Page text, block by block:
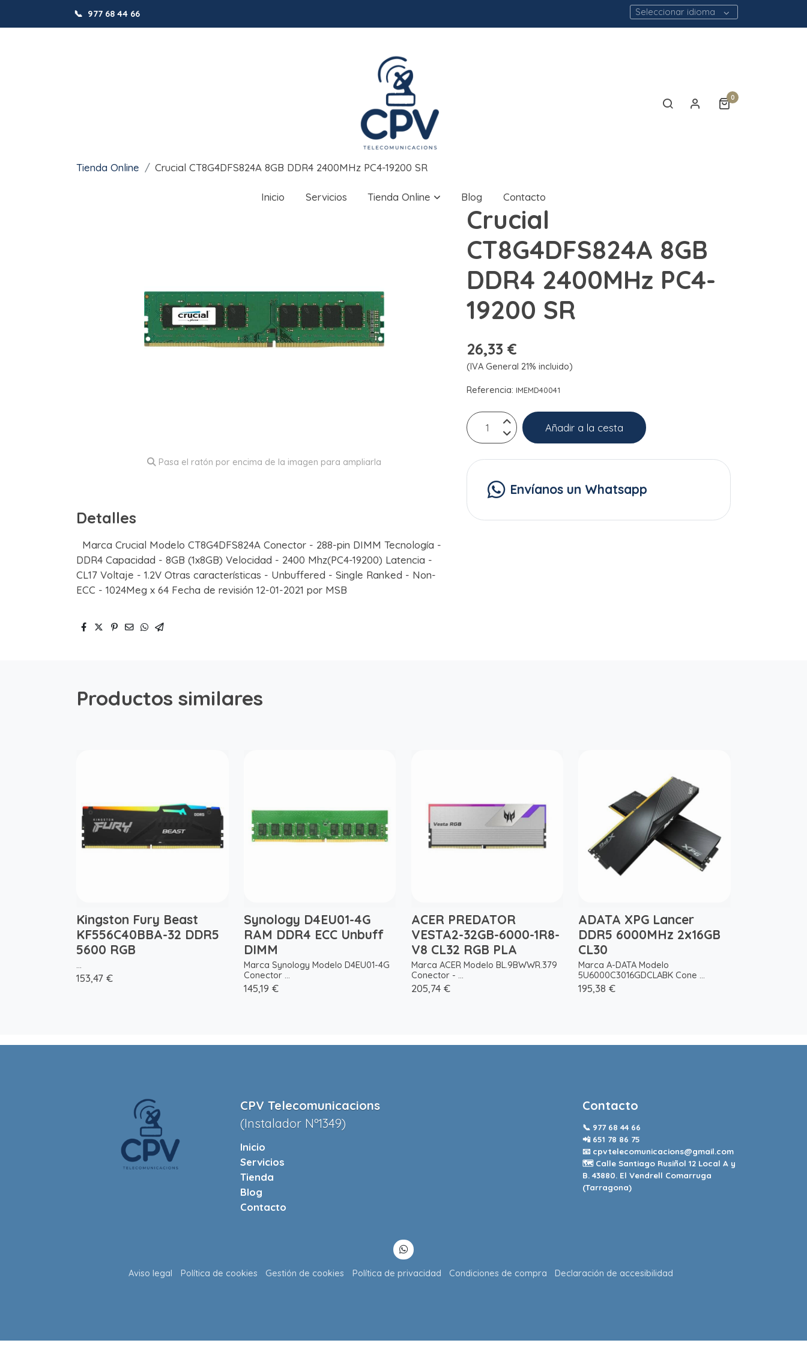
📞 977 68 44 66 Seleccionar idioma
0
Inicio Servicios Tienda Online Blog Contacto
Tienda Online Crucial CT8G4DFS824A 8GB DDR4 2400MHz PC4-19200 SR
Pasa el ratón por encima de la imagen para ampliarla
Detalles
Marca Crucial Modelo CT8G4DFS824A Conector - 288-pin DIMM Tecnología -
DDR4 Capacidad - 8GB (1x8GB) Velocidad - 2400 Mhz(PC4-19200) Latencia -
CL17 Voltaje - 1.2V Otras características - Unbuffered - Single Ranked - Non-
ECC - 1024Meg x 64 Fecha de revisión 12-01-2021 por MSB
Crucial
CT8G4DFS824A 8GB
DDR4 2400MHz PC4-
19200 SR
26,33 €
(IVA General 21% incluido)
Referencia: IMEMD40041
Añadir a la cesta
Envíanos un Whatsapp
Productos similares
Kingston Fury Beast
KF556C40BBA-32 DDR5
5600 RGB
...
153,47 €
Synology D4EU01-4G
RAM DDR4 ECC Unbuff
DIMM
Marca Synology Modelo D4EU01-4G
Conector ...
145,19 €
ACER PREDATOR
VESTA2-32GB-6000-1R8-
V8 CL32 RGB PLA
Marca ACER Modelo BL.9BWWR.379
Conector - ...
205,74 €
ADATA XPG Lancer
DDR5 6000MHz 2x16GB
CL30
Marca A-DATA Modelo
5U6000C3016GDCLABK Cone ...
195,38 €
CPV Telecomunicacions
(Instalador Nº1349)
Inicio
Servicios
Tienda
Blog
Contacto
Contacto
📞 977 68 44 66
📲 651 78 86 75
📧 cpvtelecomunicacions@gmail.com
🗺️ Calle Santiago Rusiñol 12 Local A y
B. 43880. El Vendrell Comarruga
(Tarragona)
Aviso legal Política de cookies Gestión de cookies Política de privacidad Condiciones de compra Declaración de accesibilidad